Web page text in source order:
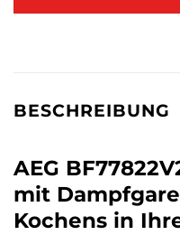
BESCHREIBUNG
AEG
mit
Kochens in